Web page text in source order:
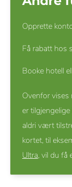
Opprette
Få rabatt hos
Booke hotell
Ovenfor vises
er
aldri vært
kortet, til
Ultra, vil du få